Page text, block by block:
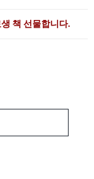
책 선물합니다.